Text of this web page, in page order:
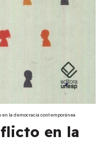
en la democracia contemporánea
en la